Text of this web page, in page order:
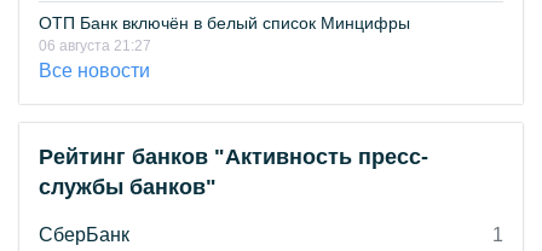
ОТП Банк включён в белый список Минцифры
06 августа 21:27
Все новости
Рейтинг банков "Активность пресс-
службы банков"
СберБанк
1